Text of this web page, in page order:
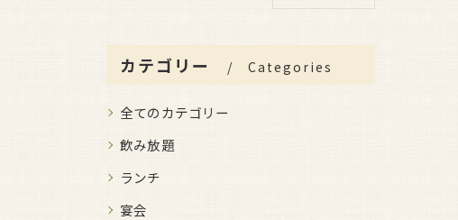
カテゴリー Categories
全てのカテゴリー
飲み放題
ランチ
宴会